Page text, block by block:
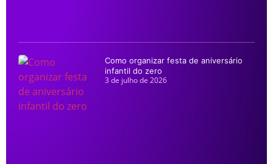
Como organizar festa de aniversário
infantil do zero
3 de julho de 2026